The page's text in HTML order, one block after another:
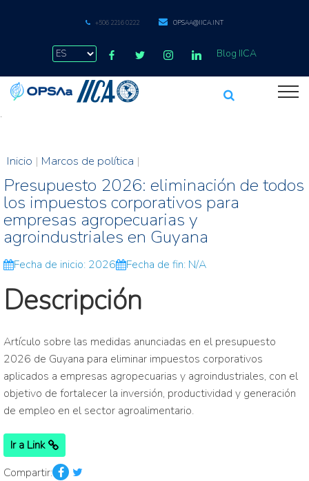
+506 2216 0222 OPSAA@IICA.INT
Blog IICA
.
Inicio | Marcos de política |
Presupuesto 2026: eliminación de todos
los impuestos corporativos para
empresas agropecuarias y
agroindustriales en Guyana
Fecha de inicio: 2026 Fecha de fin: N/A
Descripción
Artículo sobre las medidas anunciadas en el presupuesto
2026 de Guyana para eliminar impuestos corporativos
aplicados a empresas agropecuarias y agroindustriales, con el
objetivo de fortalecer la inversión, productividad y generación
de empleo en el sector agroalimentario.
Ir a Link
Compartir: